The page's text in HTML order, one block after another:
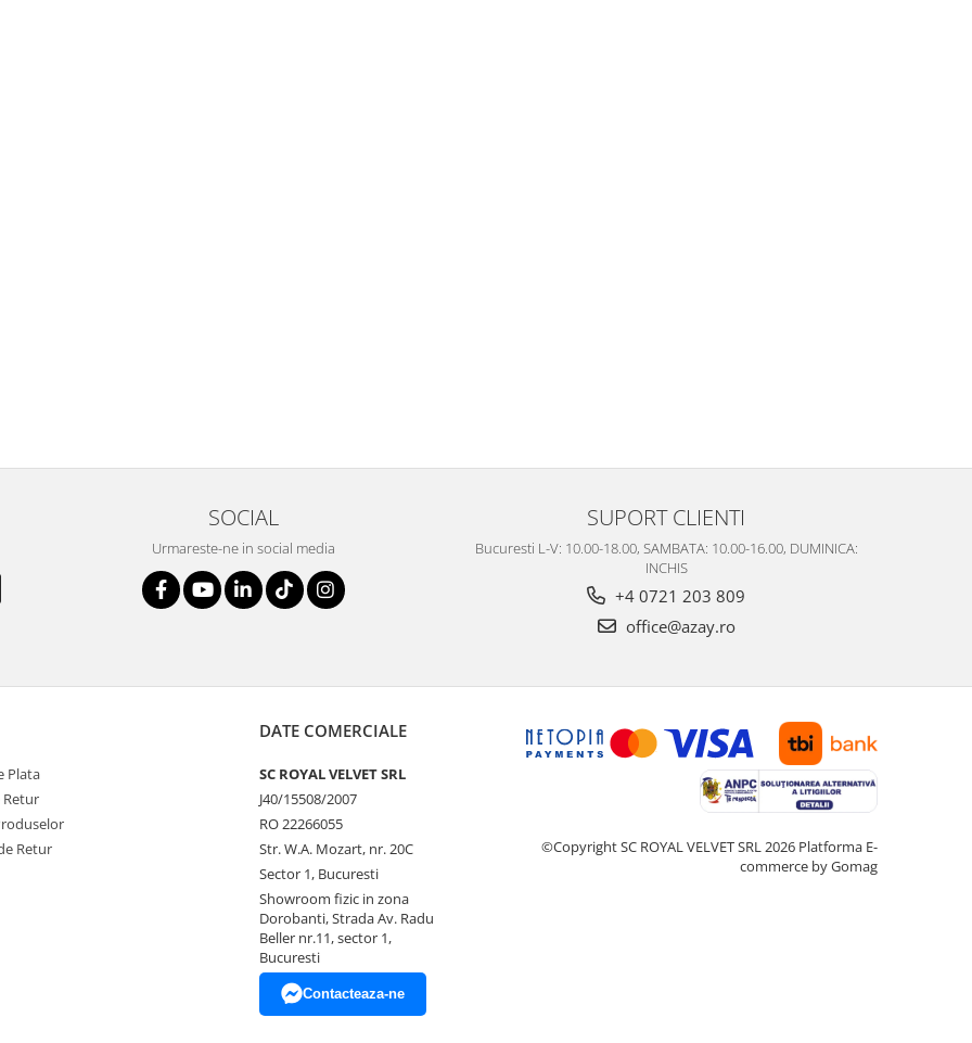
SOCIAL
Urmareste-ne in social media
SUPORT CLIENTI
Bucuresti L-V: 10.00-18.00, SAMBATA: 10.00-16.00, DUMINICA:
INCHIS
+4 0721 203 809
office@azay.ro
Plata
Retur
Retur
DATE COMERCIALE
SC ROYAL VELVET SRL
J40/15508/2007
RO 22266055
Str. W.A. Mozart, nr. 20C
Sector 1, Bucuresti
Showroom fizic in zona
Dorobanti, Strada Av. Radu
Beller nr.11, sector 1,
Bucuresti
Contacteaza-ne
©Copyright SC ROYAL VELVET SRL 2026 Platforma E-
commerce by Gomag